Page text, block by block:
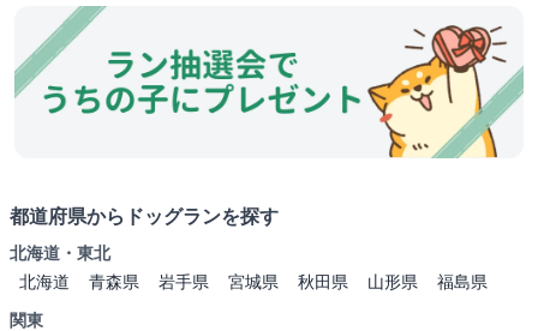
都道府県からドッグランを探す
北海道・東北
北海道
青森県 岩手県 宮城県 秋田県 山形県
福島県
関東